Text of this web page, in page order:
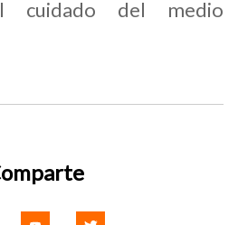
cuidado del medio